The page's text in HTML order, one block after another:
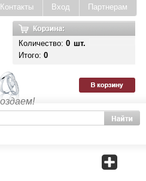
Партнерам
Вход
Контакты
Количество: 0 шт.
Итого: 0